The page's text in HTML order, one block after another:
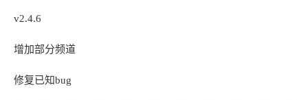
v2.4.6
增加部分频道
修复已知bug